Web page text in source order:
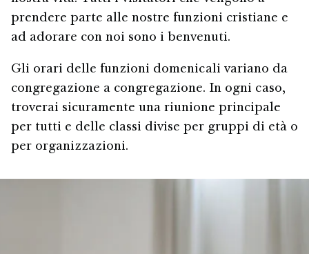
prendere parte alle nostre funzioni cristiane e
ad adorare con noi sono i benvenuti.
Gli orari delle funzioni domenicali variano da
congregazione a congregazione. In ogni caso,
troverai sicuramente una riunione principale
per tutti e delle classi divise per gruppi di età o
per organizzazioni.